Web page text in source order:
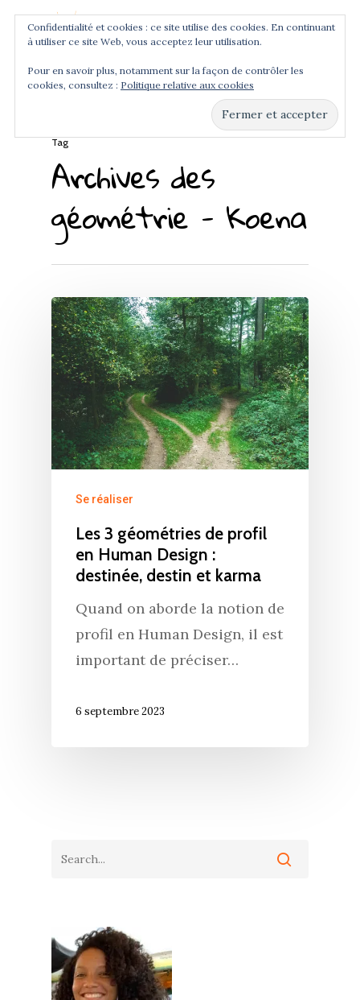
Hit enter to search or ESC to close
Tag
Archives des
géométrie - Koena
Se réaliser
Les 3 géométries de profil
en Human Design :
destinée, destin et karma
Quand on aborde la notion de
profil en Human Design, il est
important de préciser…
6 septembre 2023
Confidentialité et cookies : ce site utilise des cookies. En continuant
à utiliser ce site Web, vous acceptez leur utilisation.
Pour en savoir plus, notamment sur la façon de contrôler les
cookies, consultez : Politique relative aux cookies